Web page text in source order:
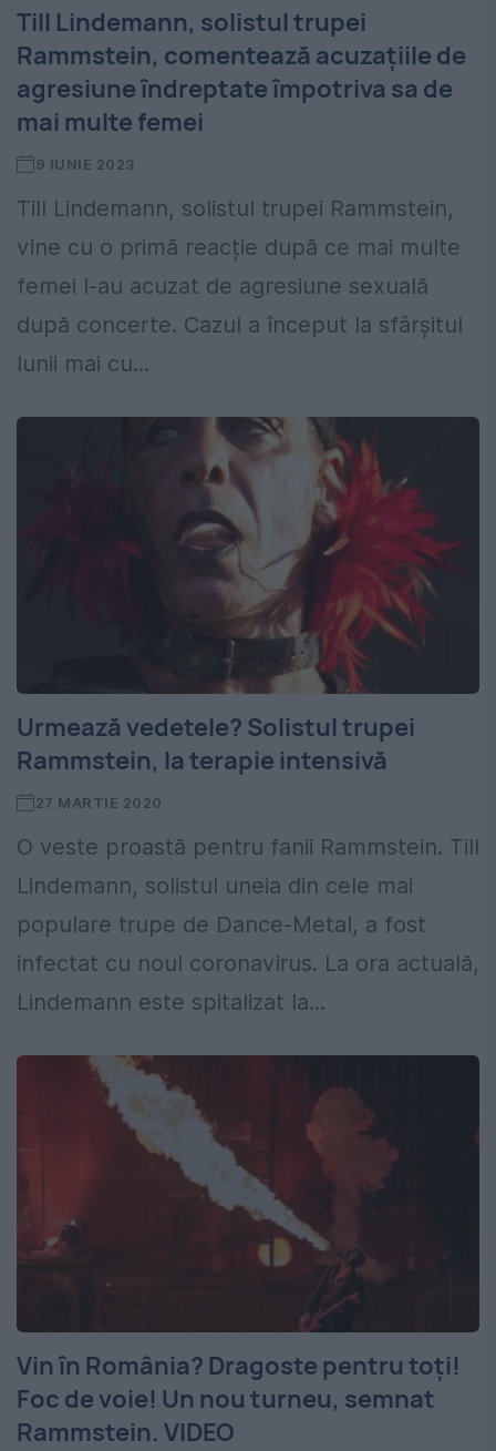
Till Lindemann, solistul trupei
Rammstein, comentează acuzațiile de
agresiune îndreptate împotriva sa de
mai multe femei
9 IUNIE 2023
Till Lindemann, solistul trupei Rammstein,
vine cu o primă reacție după ce mai multe
femei l-au acuzat de agresiune sexuală
după concerte. Cazul a început la sfârşitul
lunii mai cu...
Urmează vedetele? Solistul trupei
Rammstein, la terapie intensivă
27 MARTIE 2020
O veste proastă pentru fanii Rammstein. Till
Lindemann, solistul uneia din cele mai
populare trupe de Dance-Metal, a fost
infectat cu noul coronavirus. La ora actuală,
Lindemann este spitalizat la...
Vin în România? Dragoste pentru toți!
Foc de voie! Un nou turneu, semnat
Rammstein. VIDEO